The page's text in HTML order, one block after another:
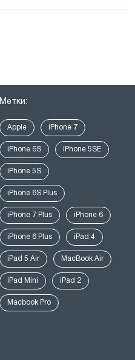
Метки:
Apple iPhone 7
iPhone 6S iPhone 5SE
iPhone 5S
iPhone 6S Plus
iPhone 7 Plus iPhone 6
iPhone 6 Plus iPad 4
iPad 5 Air MacBook Air
iPad Mini iPad 2
Macbook Pro